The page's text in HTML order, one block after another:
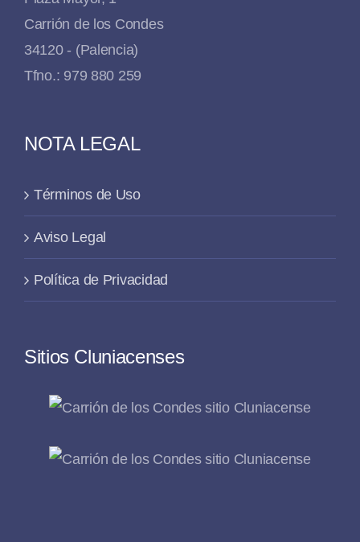
Carrión de los Condes
34120 - (Palencia)
Tfno.: 979 880 259
NOTA LEGAL
Términos de Uso
Aviso Legal
Política de Privacidad
Sitios Cluniacenses